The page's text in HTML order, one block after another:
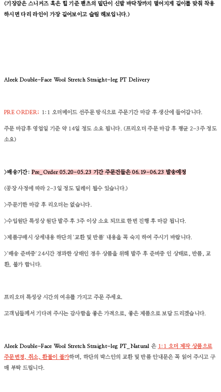
(기장감은 스니커즈 혹은 힐 기준 팬츠의 밑단이 신발 바닥창까지 떨어지게 길이를 맞춰 착용
하시면 다리 라인이 가장 길어보이고 슬림 해보입니다.)
Aleek Double-Face Wool Stretch Straight-leg PT Delivery
PRE ORDER; 1:1 오더메이드 선주문 방식으로 주문기간 마감 후 생산에 들어갑니다.
주문 마감후 영업일 기준 약 14일 정도 소요 됩니다. (프리오더 주문 마감 후 평균 2-3주 정도
소요)
>배송기간: Pre_Order 05.20-05.23 기간 주문건들은 06.19-06.23 발송예정
(공장 사정에 따라 2-3일 정도 딜레이 될수 있습니다.)
>주문기한 마감 후 리오더는 없습니다.
>수입원단 특성상 원단 발주 후 3주 이상 소요 되므로 한번 진행 후 마감 됩니다.
>제품구매시 상세내용 하단의 '교환 및 반품' 내용을 꼭 숙지 하여 주시기 바랍니다.
>'배송 준비중' 24시간 경과한 상태인 경우 상품을 위해 발주 후 준비중 인 상태로, 반품, 교
환, 불가 합니다.
프리오더 특성상 시간의 여유를 가지고 주문 주세요.
고객님들께서 기다려 주시는 감사함을 좋은 가격으로, 좋은 제품으로 보답 드리겠습니다.
Aleek Double-Face Wool Stretch Straight-leg PT_Natural은 1:1 오더 제작 상품으로
주문변경, 취소, 환불이 불가하며, 하단의 박스안의 교환 및 반품 안내문은 꼭 읽어 주시고 구
매 부탁 드립니다.